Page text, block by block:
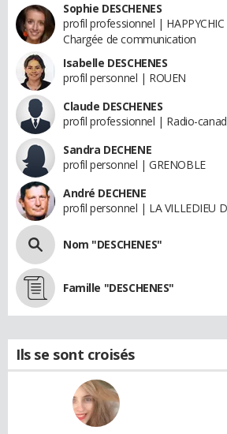
Sophie DESCHENES
profil professionnel | HAPPYCHIC
Chargée de communication
Isabelle DESCHENES
profil personnel | ROUEN
Claude DESCHENES
profil professionnel | Radio-
Sandra DECHENE
profil personnel | GRENOBLE
André DECHENE
profil personnel | LA VILLEDIEU
Nom "DESCHENES"
Famille "DESCHENES"
Ils se sont croisés